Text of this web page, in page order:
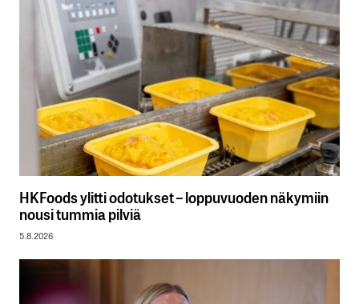
HKFoods ylitti odotukset – loppuvuoden näkymiin
nousi tummia pilviä
5.8.2026